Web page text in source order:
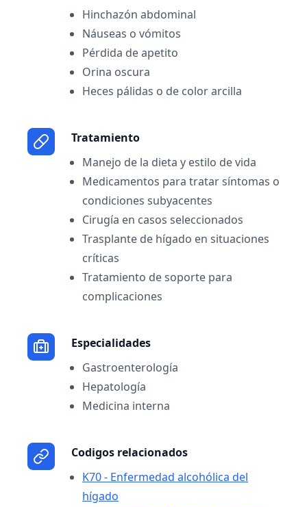
Hinchazón abdominal
Náuseas o vómitos
Pérdida de apetito
Orina oscura
Heces pálidas o de color arcilla
Tratamiento
Manejo de la dieta y estilo de vida
Medicamentos para tratar síntomas o
condiciones subyacentes
Cirugía en casos seleccionados
Trasplante de hígado en situaciones
críticas
Tratamiento de soporte para
complicaciones
Especialidades
Gastroenterología
Hepatología
Medicina interna
Codigos relacionados
K70 - Enfermedad alcohólica del
hígado